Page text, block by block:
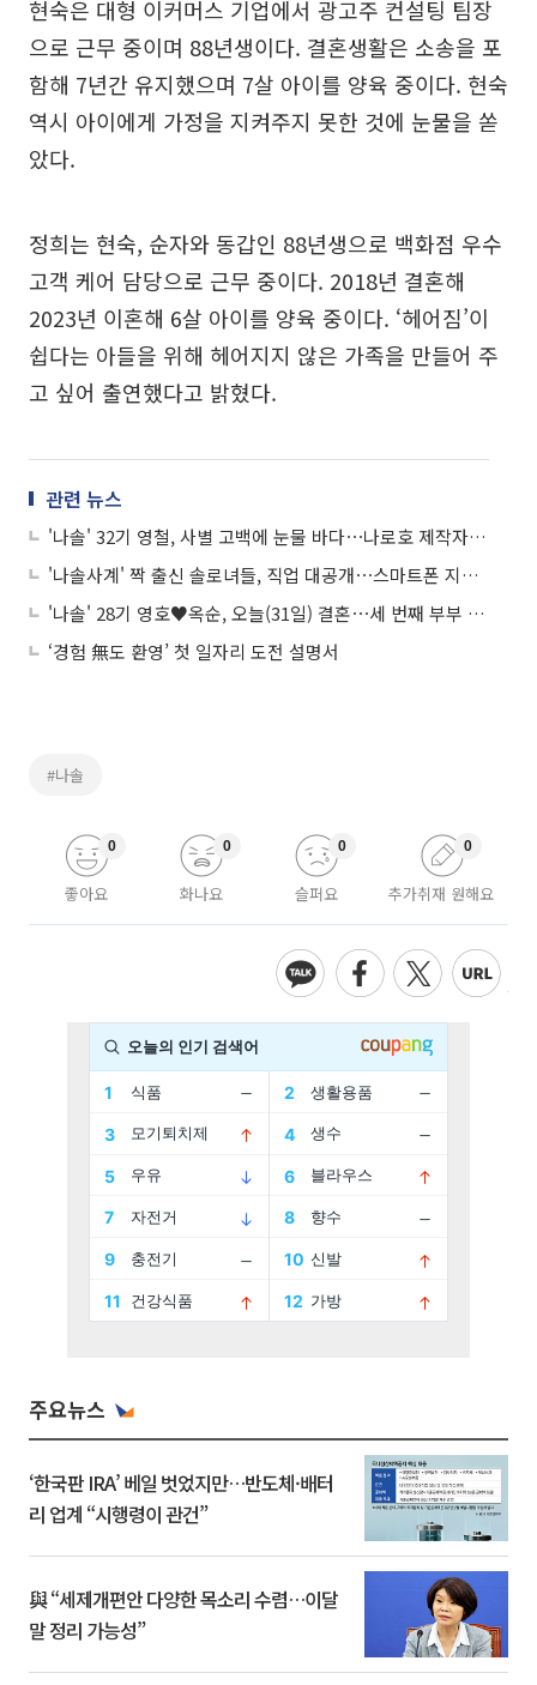
현숙은 대형 이커머스 기업에서 광고주 컨설팅 팀장
으로 근무 중이며 88년생이다. 결혼생활은 소송을 포
함해 7년간 유지했으며 7살 아이를 양육 중이다. 현숙
역시 아이에게 가정을 지켜주지 못한 것에 눈물을 쏟
았다.
정희는 현숙, 순자와 동갑인 88년생으로 백화점 우수
고객 케어 담당으로 근무 중이다. 2018년 결혼해
2023년 이혼해 6살 아이를 양육 중이다. ‘헤어짐’이
쉽다는 아들을 위해 헤어지지 않은 가족을 만들어 주
고 싶어 출연했다고 밝혔다.
관련 뉴스
'나솔' 32기 영철, 사별 고백에 눈물 바다⋯나로호 제작자부터 치과의사까지
'나솔사계' 짝 출신 솔로녀들, 직업 대공개⋯스마트폰 지도사부터 캐나다 가이드까지
'나솔' 28기 영호♥옥순, 오늘(31일) 결혼⋯세 번째 부부 탄생 '역대급 기수'
‘경험 無도 환영’ 첫 일자리 도전 설명서
#나솔
좋아요
0
화나요
0
슬퍼요
0
추가취재 원해요
0
주요뉴스
‘한국판 IRA’ 베일 벗었지만…반도체·배터
리 업계 “시행령이 관건”
與 “세제개편안 다양한 목소리 수렴…이달
말 정리 가능성”